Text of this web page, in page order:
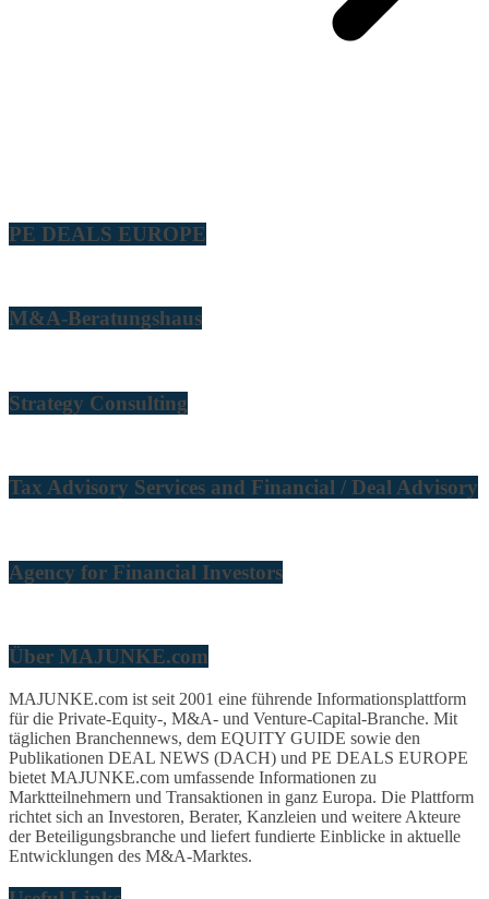
PE DEALS EUROPE
M&A-Beratungshaus
Strategy Consulting
Tax Advisory Services and Financial / Deal Advisory
Agency for Financial Investors
Über MAJUNKE.com
MAJUNKE.com ist seit 2001 eine führende Informationsplattform
für die Private-Equity-, M&A- und Venture-Capital-Branche. Mit
täglichen Branchennews, dem EQUITY GUIDE sowie den
Publikationen DEAL NEWS (DACH) und PE DEALS EUROPE
bietet MAJUNKE.com umfassende Informationen zu
Marktteilnehmern und Transaktionen in ganz Europa. Die Plattform
richtet sich an Investoren, Berater, Kanzleien und weitere Akteure
der Beteiligungsbranche und liefert fundierte Einblicke in aktuelle
Entwicklungen des M&A-Marktes.